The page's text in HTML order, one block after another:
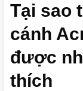
Tại sao
cánh
được
thích